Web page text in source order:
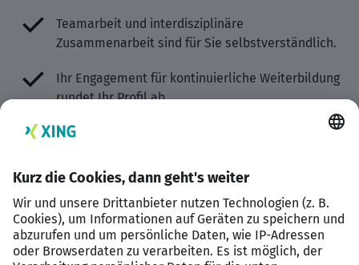
Teamarbeit und interdisziplinäre
Zusammenarbeit sind für Sie selbstverständlich.
Ihr Engagement für kontinuierliche Weiterbildung
rundet Ihr Profil ab.
Unsere Stellenausschreibungen richten sich an alle
unabhängig von den Merkmalen des § 1 AGG
(Geschlecht, Alter, Behinderung, Religion,
Weltanschauung, ethnischer Herkunft, Rasse oder
sexuelle Identität).